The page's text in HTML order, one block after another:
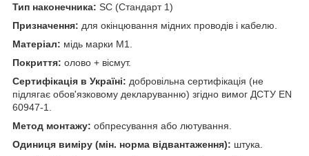
Тип наконечника: SC (Стандарт 1)
Призначення: для окінцювання мідних проводів і кабелю.
Матеріал: мідь марки М1.
Покриття: олово + вісмут.
Сертифікація в Україні: добровільна сертифікація (не
підлягає обов'язковому декларуванню) згідно вимог ДСТУ EN
60947-1.
Метод монтажу: обпресування або лютування.
Одиниця виміру (мін. норма відвантаження): штука.